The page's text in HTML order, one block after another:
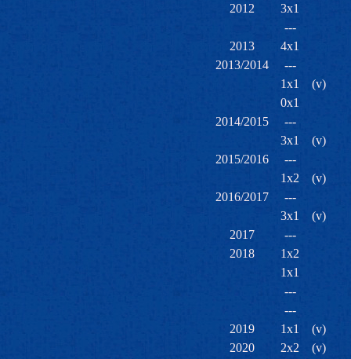
2012
3x1
---
2013
4x1
2013/2014
---
1x1
(v)
0x1
2014/2015
---
3x1
(v)
2015/2016
---
1x2
(v)
2016/2017
---
3x1
(v)
2017
---
2018
1x2
1x1
---
---
2019
1x1
(v)
2020
2x2
(v)